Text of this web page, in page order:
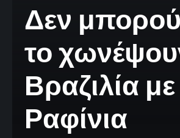
Δεν
το
Βραζιλία με
Ραφίνια